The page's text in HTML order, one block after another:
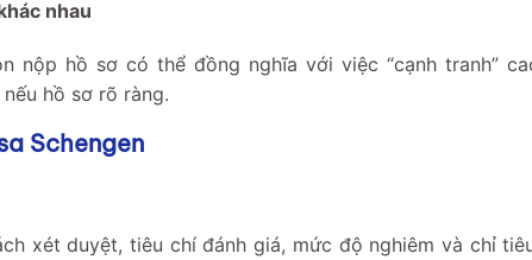
nhau
nộp hồ sơ có thể đồng nghĩa với việc “cạnh tranh”
hồ sơ rõ ràng.
Schengen
xét duyệt, tiêu chí đánh giá, mức độ nghiêm và chỉ